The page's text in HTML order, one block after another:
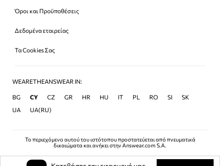
Όροι και Προϋποθέσεις
Δεδομένα εταιρείας
Τα Cookies Σας
WEARETHEANSWEAR IN:
BG CY CZ GR HR HU IT PL RO SI
SK
UA
UA(RU)
Το περιεχόμενο αυτού του ιστότοπου προστατεύεται από πνευματικά
δικαιώματα και ανήκει στην Answear.com S.A.